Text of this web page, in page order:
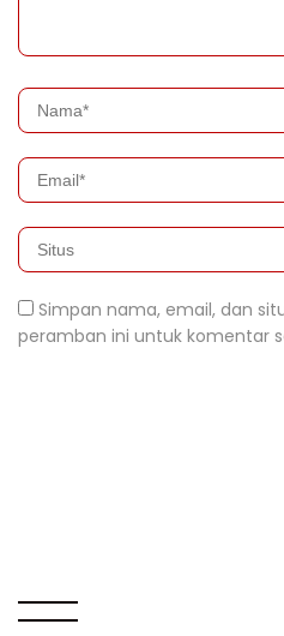
Simpan nama, email, dan
peramban ini untuk komentar